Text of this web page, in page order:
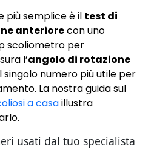
più semplice è il test di
anteriorecon uno
scoliometro per
l’angolo di rotazione
singolo numero più utile per
La nostra guida sul
a casaillustra
usati dal tuo specialista